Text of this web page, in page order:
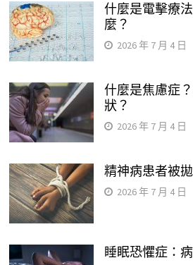
什麼是電擊療
麼？
2026 年 7 月 4 日
什麼是焦慮症
狀？
2026 年 7 月 4 日
精神病患者被
2026 年 7 月 4 日
睡眠恐懼症：